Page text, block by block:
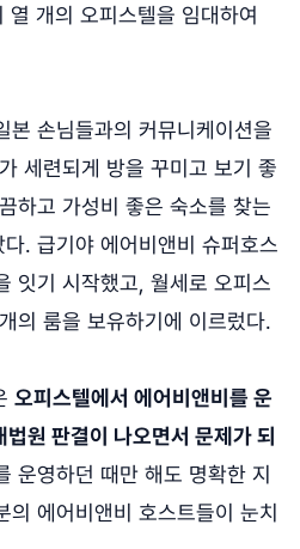
개의 오피스텔을 임대하여
본 손님들과의 커뮤니케이션을
세련되게 방을 꾸미고 보기 좋
하고 가성비 좋은 숙소를 찾는
. 급기야 에어비앤비 슈퍼호스
잇기 시작했고, 월세로 오피스
의 룸을 보유하기에 이르렀다.
오피스텔에서 에어비앤비를 운
원 판결이 나오면서 문제가 되
운영하던 때만 해도 명확한 지
의 에어비앤비 호스트들이 눈치